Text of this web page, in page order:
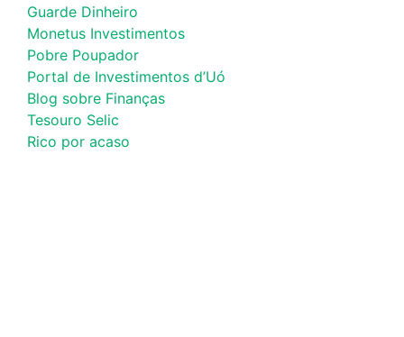
Guarde Dinheiro
Monetus Investimentos
Pobre Poupador
Portal de Investimentos d’Uó
Blog sobre Finanças
Tesouro Selic
Rico por acaso